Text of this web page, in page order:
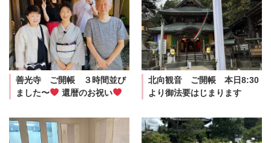
善光寺 ご開帳 ３時間並び
ました〜
還暦のお祝い
北向観音 ご開帳 本日8:30
より御法要はじまります